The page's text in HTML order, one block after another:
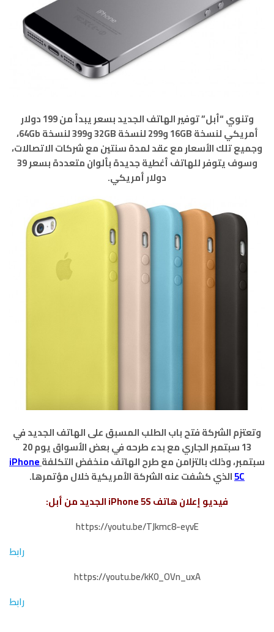
وتنوي “أبل” توفير الهاتف الجديد بسعر يبدأ من 199 دولار
أمريكي لنسخة 16GB و299 لنسخة 32GB و399 لنسخة 64Gb،
وجميع تلك الأسعار مع عقد لمدة سنتين مع شركات الاتصالات،
وسوف يتوفر للهاتف أغطية جديدة بألوان متعددة بسعر 39
دولار أمريكي.
وتعتزم الشركة فتح باب الطلب المسبق على الهاتف الجديد في
13 سبتمبر الجاري مع بدء طرحه في بعض الأسواق يوم 20
سبتمبر، وذلك بالتزامن مع طرح الهاتف منخفض التكلفةiPhone
5Cالذي كشفت عنه الشركة الأمريكية خلال مؤتمرها.
فيديو إعلان هاتف iPhone 5S الجديد من أبل:
https://youtu.be/TJkmc8-eyvE
رابط
https://youtu.be/kK0_OVn_uxA
رابط